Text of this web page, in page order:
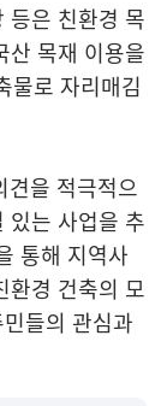
등은 친환경 목
산 목재 이용을
물로 자리매김
을 적극적으
있는 사업을 추
통해 지역사
환경 건축의 모
들의 관심과